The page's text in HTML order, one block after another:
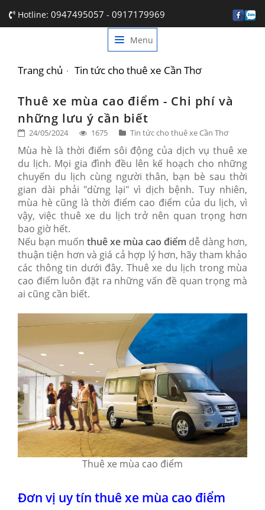
Hotline: 0947495057 - 0917179969
Menu
GIỚI THIỆU
DỊCH VỤ
BẢNG GIÁ
TIN TỨC
LIÊN HỆ
Trang chủ Tin tức cho thuê xe Cần Thơ
Thuê xe mùa cao điểm - Chi phí và
những lưu ý cần biết
24/05/2024 1675 Tin tức cho thuê xe Cần Thơ
Mùa hè là thời điểm sôi động của dịch vụ thuê xe
du lịch. Mọi gia đình đều lên kế hoạch cho những
chuyến du lịch cùng người thân, bạn bè sau thời
gian dài phải "dừng lại" vì dịch bệnh. Tuy nhiên,
mùa hè cũng là thời điểm cao điểm của du lịch, vì
vậy, việc thuê xe du lịch trở nên quan trọng hơn
bao giờ hết.
Nếu bạn muốn thuê xe mùa cao điểm dễ dàng hơn,
thuận tiện hơn và giá cả hợp lý hơn, hãy tham khảo
các thông tin dưới đây. Thuê xe du lịch trong mùa
cao điểm luôn đặt ra những vấn đề quan trọng mà
ai cũng cần biết.
Thuê xe mùa cao điểm
Đơn vị uy tín thuê xe mùa cao điểm